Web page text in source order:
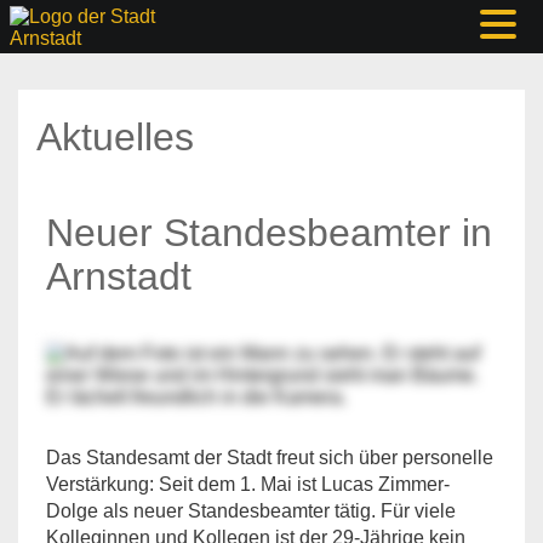
Aktuelles
Neuer Standesbeamter in
Arnstadt
Das Standesamt der Stadt freut sich über personelle
Verstärkung: Seit dem 1. Mai ist Lucas Zimmer-
Dolge als neuer Standesbeamter tätig. Für viele
Kolleginnen und Kollegen ist der 29-Jährige kein